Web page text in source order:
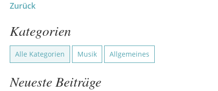
Zurück
Kategorien
Alle Kategorien Musik Allgemeines
Neueste Beiträge